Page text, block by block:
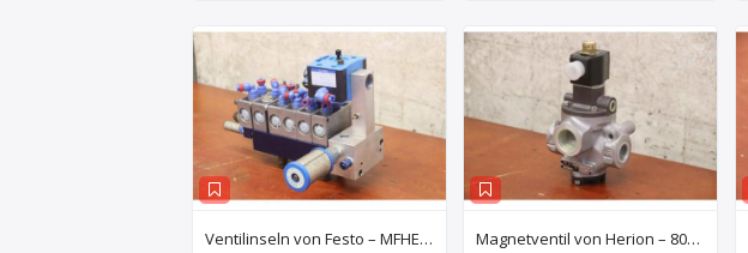
Ventilinseln von Festo – MFHE-3-1/4 MFH-5-1/4
Magnetventil von Herion – 8026673